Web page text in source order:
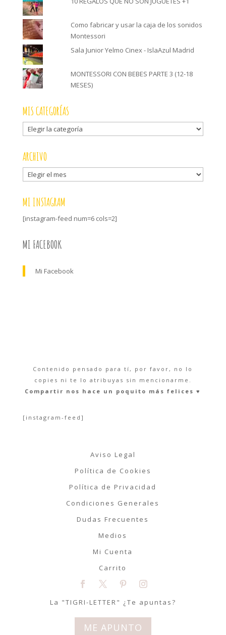
Como fabricar y usar la caja de los sonidos
Montessori
Sala Junior Yelmo Cinex - IslaAzul Madrid
MONTESSORI CON BEBES PARTE 3 (12-18
MESES)
MIS CATEGORÍAS
Mis
categorías
ARCHIVO
Archivo
MI INSTAGRAM
[instagram-feed num=6 cols=2]
MI FACEBOOK
Mi Facebook
Contenido pensado para tí, por favor, no lo
copies ni te lo atribuyas sin mencionarme.
Compartir nos hace un poquito más felices ♥︎
[instagram-feed]
Aviso Legal
Política de Cookies
Política de Privacidad
Condiciones Generales
Dudas Frecuentes
Medios
Mi Cuenta
Carrito
La "TIGRI-LETTER" ¿Te apuntas?
ME APUNTO